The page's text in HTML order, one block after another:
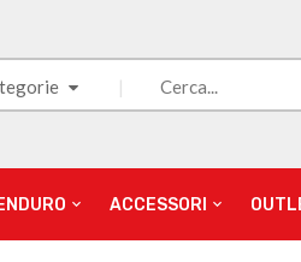
ACCESSORI